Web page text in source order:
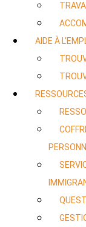
AIDE À